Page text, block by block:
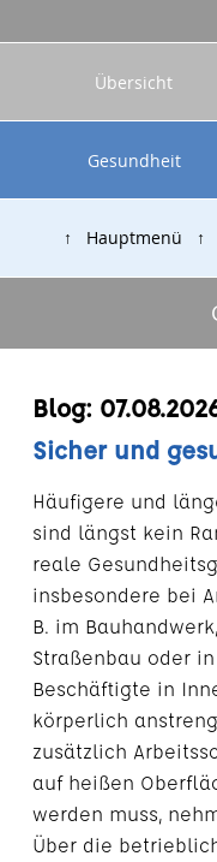
Übersicht
Gesundheit
↑ Hauptmenü ↑
Blog:
Sicher und
Häufigere und
sind längst kein
reale
insbesondere bei
B. im
Straßenbau oder
Beschäftigte in
körperlich
zusätzlich
auf heißen
werden muss,
Über die